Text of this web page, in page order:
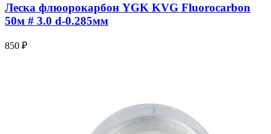
Леска флюорокарбон YGK KVG Fluorocarbon
50м # 3.0 d-0.285мм
850 ₽